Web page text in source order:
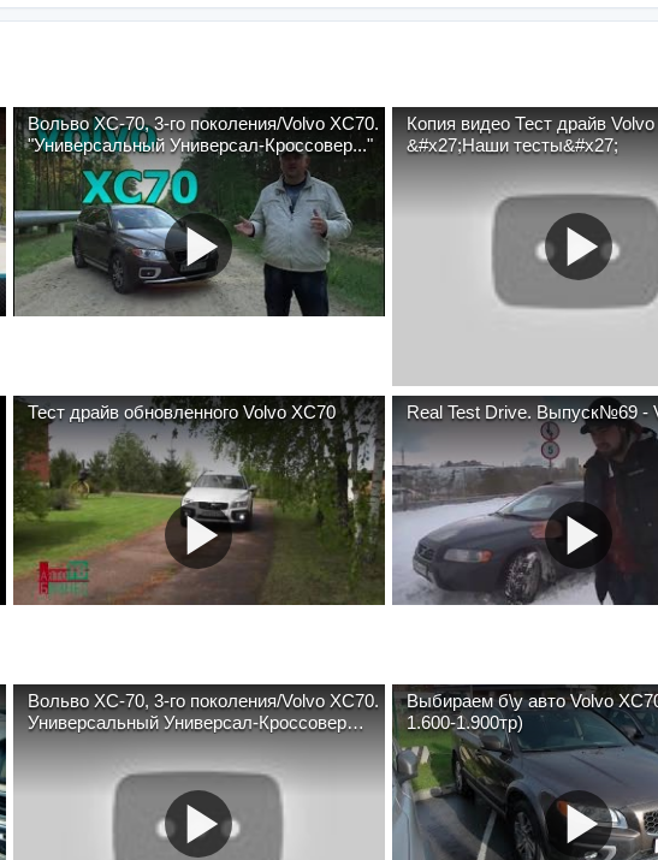
Вольво ХС-70, 3-го поколения/Volvo XC70.
"Универсальный Универсал-Кроссовер..."
Копия видео Тест драйв
&#x27;Наши тесты&#x27;
Тест драйв обновленного Volvo XC70 Real Test Drive.
Вольво ХС-70, 3-го поколения/Volvo XC70.
Универсальный Универсал-Кроссовер
Выбираем б\у авто Volvo
1.600-1.900тр)